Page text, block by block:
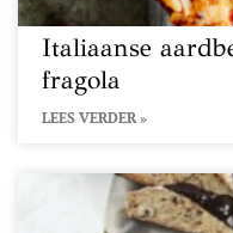
Italiaanse
fragola
LEES VERDER »